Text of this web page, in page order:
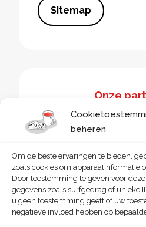
beheren
Om de beste ervaringen te bieden,
zoals cookies om apparaatinformatie
Door toestemming te geven voor
gegevens zoals surfgedrag of unieke
u geen toestemming geeft of uw
negatieve invloed hebben op
Sitemap
Onze